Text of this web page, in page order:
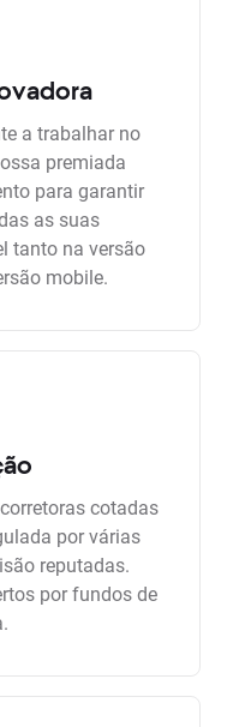
a trabalhar no
premiada
para garantir
as suas
tanto na versão
mobile.
cotadas
por várias
reputadas.
por fundos de